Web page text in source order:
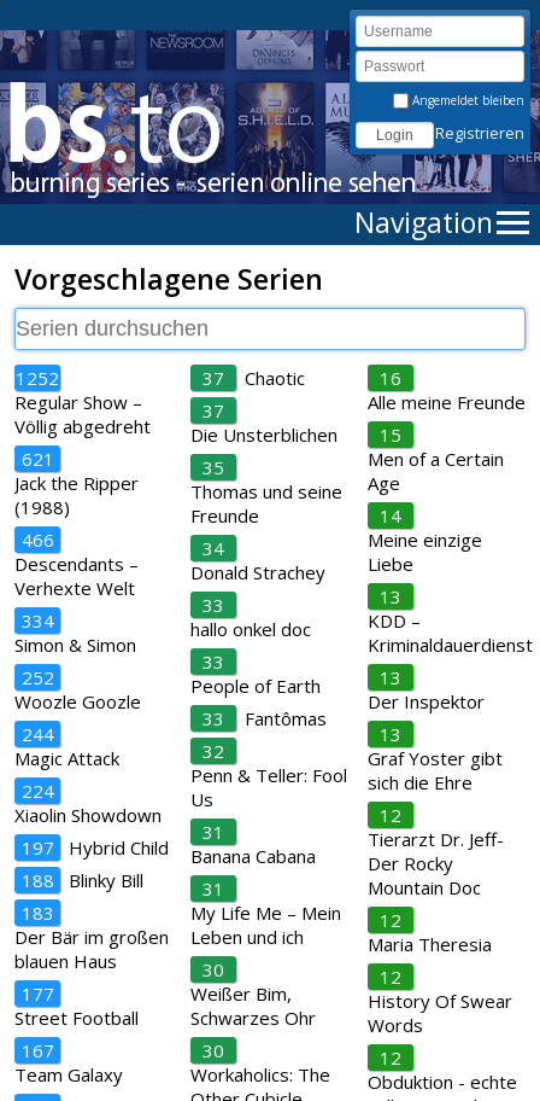
Angemeldet bleiben
Registrieren
Navigation
Vorgeschlagene Serien
1252
Regular Show –
Völlig abgedreht
621
Jack the Ripper
(1988)
466
Descendants –
Verhexte Welt
334
Simon & Simon
252
Woozle Goozle
244
Magic Attack
224
Xiaolin Showdown
197
Hybrid Child
188
Blinky Bill
183
Der Bär im großen
blauen Haus
177
Street Football
167
Team Galaxy
37
Chaotic
37
Die Unsterblichen
35
Thomas und seine
Freunde
34
Donald Strachey
33
hallo onkel doc
33
People of Earth
33
Fantômas
32
Penn & Teller: Fool
Us
31
Banana Cabana
31
My Life Me – Mein
Leben und ich
30
Weißer Bim,
Schwarzes Ohr
30
Workaholics: The
16
Alle meine Freunde
15
Men of a Certain
Age
14
Meine einzige
Liebe
13
KDD –
Kriminaldauerdienst
13
Der Inspektor
13
Graf Yoster gibt
sich die Ehre
12
Tierarzt Dr. Jeff-
Der Rocky
Mountain Doc
12
Maria Theresia
12
History Of Swear
Words
12
Obduktion - echte